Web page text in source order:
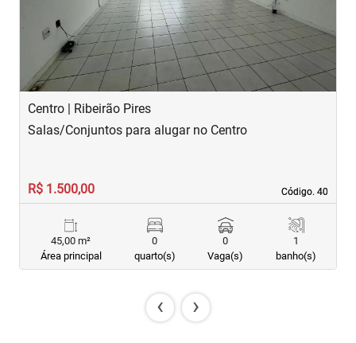
Centro | Ribeirão Pires
Código. 40
Código. 40
Salas/Conjuntos para alugar no Centro
R$ 1.500,00
45,00 m²
Área principal
0
quarto(s)
0
Vaga(s)
1
banho(s)
‹ ›